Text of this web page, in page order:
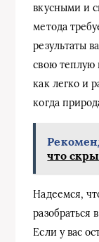
вкусными и
метода
результаты
свою теплую
как легко и
когда
что
Надеемся,
разобраться
Если у вас